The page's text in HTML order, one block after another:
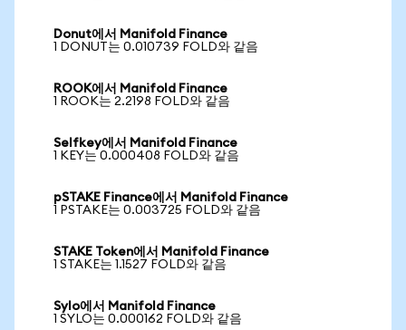
Donut에서 Manifold Finance
1 DONUT는 0.010739 FOLD와 같음
ROOK에서 Manifold Finance
1 ROOK는 2.2198 FOLD와 같음
Selfkey에서 Manifold Finance
1 KEY는 0.000408 FOLD와 같음
pSTAKE Finance에서 Manifold Finance
1 PSTAKE는 0.003725 FOLD와 같음
STAKE Token에서 Manifold Finance
1 STAKE는 1.1527 FOLD와 같음
Sylo에서 Manifold Finance
1 SYLO는 0.000162 FOLD와 같음